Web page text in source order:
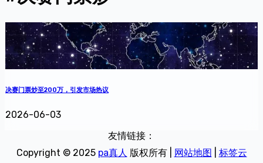
决赛门票炒至200万，引发市场热议
2026-06-03
友情链接：
Copyright © 2025 pa真人 版权所有 | 网站地图 标签云